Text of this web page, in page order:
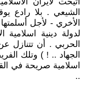
الشيعي . بلا رادع
الأخري - لأجل
لدولة دينية
الحربي . أن تتنازل
الجهاد .. ! ) وتلك
اسلامية صريحة في
..